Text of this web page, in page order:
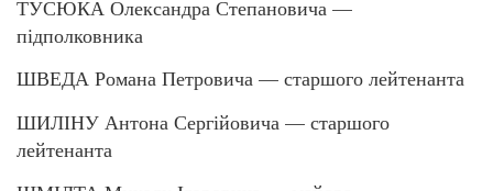
ТУСЮКА Олександра Степановича —
підполковника
ШВЕДА Романа Петровича — старшого лейтенанта
ШИЛІНУ Антона Сергійовича — старшого
лейтенанта